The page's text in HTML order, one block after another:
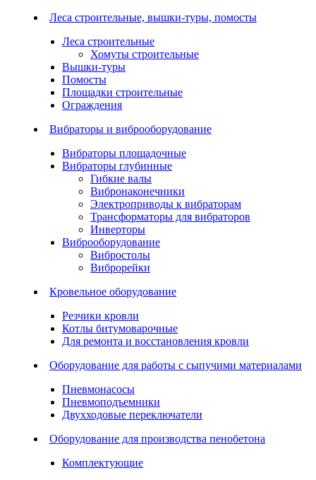
Леса строительные, вышки-туры, помосты
Леса строительные
Хомуты строительные
Вышки-туры
Помосты
Площадки строительные
Ограждения
Вибраторы и виброоборудование
Вибраторы площадочные
Вибраторы глубинные
Гибкие валы
Вибронаконечники
Электроприводы к вибраторам
Трансформаторы для вибраторов
Инверторы
Виброоборудование
Вибростолы
Виброрейки
Кровельное оборудование
Резчики кровли
Котлы битумоварочные
Для ремонта и восстановления кровли
Оборудование для работы с сыпучими материалами
Пневмонасосы
Пневмоподъемники
Двухходовые переключатели
Оборудование для производства пенобетона
Комплектующие